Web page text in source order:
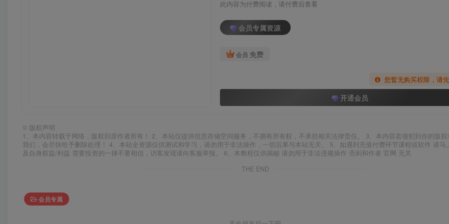
此内容为付费阅读，请付费后查看
会员专属资源
会员 免费
您暂无购买权限，请
开通会员
© 版权声明
1、本内容转载于网络，版权归原作者所有！ 2、本站仅提供信息存储空间服务，不拥有所有权，不承担相关法律责任。 3、本内容若侵犯到你的版
我们，会尽快给予删除处理！ 4、本站全资源仅供测试和学习，请勿用于非法操作，一切后果与本站无关。 5、如遇到充值付费环节课程或软件 请马
及自身权益/利益 需要投资的一律不要相信，访客发现请向客服举报。 6、本教程仅供揭秘 请勿用于非法违规操作 否则和作者 官网 无关
THE END
会员专属